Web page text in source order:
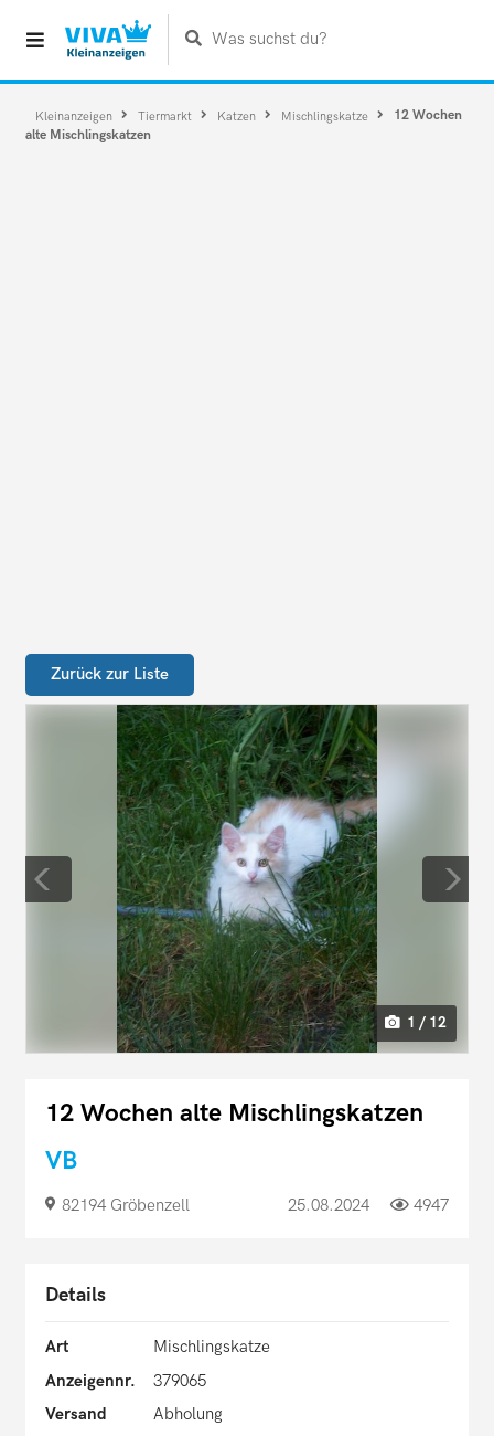
Was suchst du?
Kleinanzeigen Tiermarkt Katzen Mischlingskatze
12 Wochen
alte Mischlingskatzen
Zurück zur Liste
1 / 12
12 Wochen alte Mischlingskatzen
VB
82194 Gröbenzell 25.08.2024 4947
Details
Art
Mischlingskatze
Anzeigennr.
379065
Versand
Abholung